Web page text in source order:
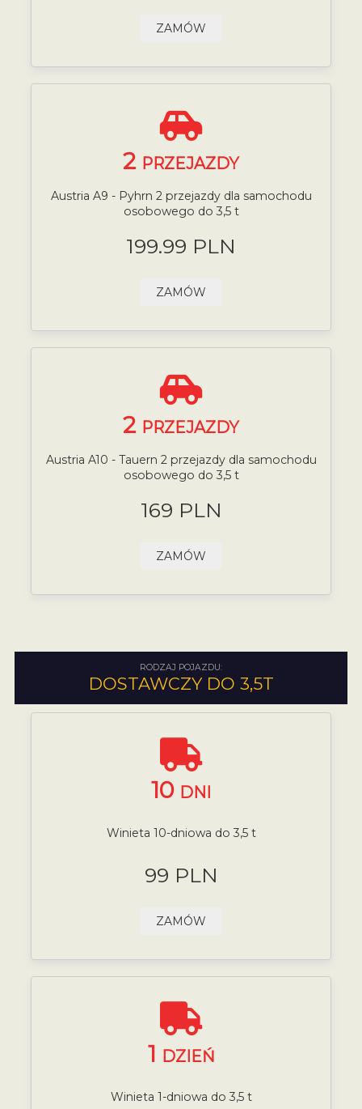
ZAMÓW
2 PRZEJAZDY
Austria A9 - Pyhrn 2 przejazdy dla samochodu
osobowego do 3,5 t
199.99 PLN
ZAMÓW
2 PRZEJAZDY
Austria A10 - Tauern 2 przejazdy dla samochodu
osobowego do 3,5 t
169 PLN
ZAMÓW
RODZAJ POJAZDU:
DOSTAWCZY DO 3,5T
10 DNI
Winieta 10-dniowa do 3,5 t
99 PLN
ZAMÓW
1 DZIEŃ
Winieta 1-dniowa do 3,5 t